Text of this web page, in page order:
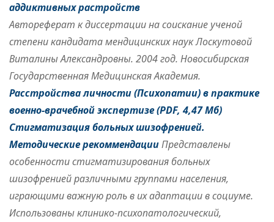
аддиктивных растройств
Автореферат к диссертации на соискание ученой
степени кандидата мендицинских наук Лоскутовой
Виталины Александровны. 2004 год. Новосибирская
Государственная Медицинская Академия.
Расстройства личности (Психопатии) в практике
военно-врачебной экспертизе (PDF, 4,47 Мб)
Стигматизация больных шизофренией.
Методические рекоммендацииПредставлены
особенности стигматизирования больных
шизофренией различными группами населения,
играющими важную роль в их адаптации в социуме.
Использованы клинико-психопатологический,